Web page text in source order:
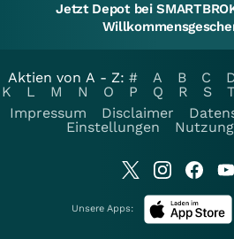
Jetzt Depot bei
Aktien von A - Z: # A B C
K
L M N O P Q R S T
Impressum
Disclaimer
Einstellungen
Unsere Apps: